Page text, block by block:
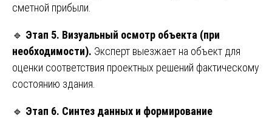
сметной прибыли.
🔹 Этап 5. Визуальный осмотр объекта (при
необходимости). Эксперт выезжает на объект для
оценки соответствия проектных решений фактическому
состоянию здания.
🔹 Этап 6. Синтез данных и формирование